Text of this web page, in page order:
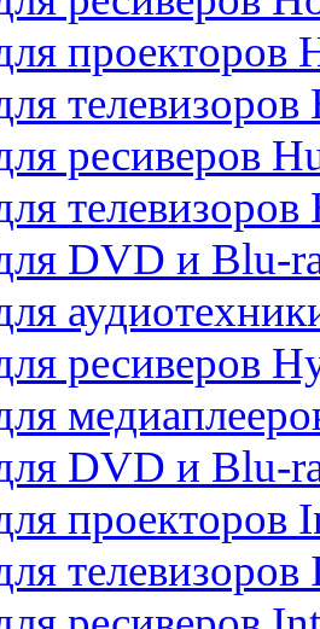
проекторов
телевизоров
ресиверов
DVD и Blu-
ресиверов
DVD и Blu-
проекторов